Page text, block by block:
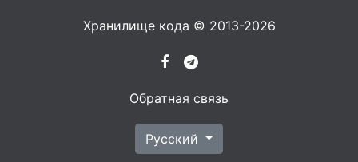
Хранилище кода © 2013-2026
Обратная связь
Русский